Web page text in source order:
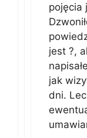
pojęcia
jest ?,
jak
dni.